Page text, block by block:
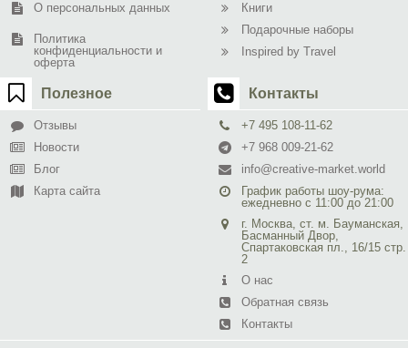
О персональных данных
Политика
конфиденциальности и
оферта
Книги
Подарочные наборы
Inspired by Travel
Полезное
Отзывы
Новости
Блог
Карта сайта
Контакты
+7 495 108-11-62
+7 968 009-21-62
info@creative-market.world
График работы шоу-рума:
ежедневно с 11:00 до 21:00
г. Москва, ст. м. Бауманская,
Басманный Двор,
Спартаковская пл., 16/15 стр.
2
О нас
Обратная связь
Контакты